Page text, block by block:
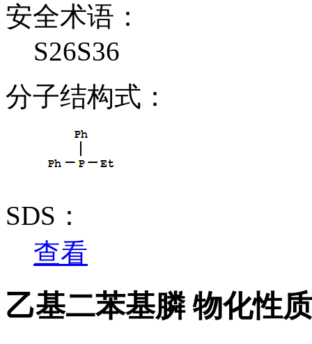
安全术语：
S26S36
分子结构式：
SDS：
查看
乙基二苯基膦 物化性质